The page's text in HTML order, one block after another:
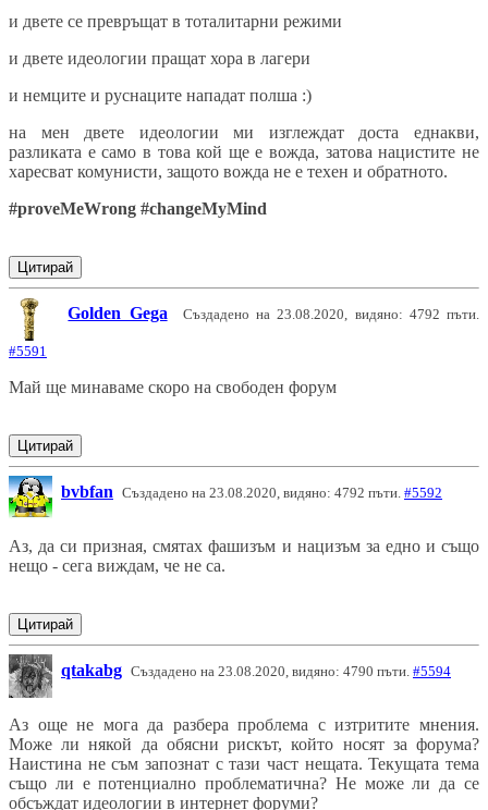
и двете се превръщат в тоталитарни режими
и двете идеологии пращат хора в лагери
и немците и руснаците нападат полша :)
на мен двете идеологии ми изглеждат доста еднакви,
разликата е само в това кой ще е вожда, затова нацистите не
харесват комунисти, защото вожда не е техен и обратното.
#proveMeWrong #changeMyMind
Цитирай
Golden Gega Създадено на 23.08.2020, видяно: 4792 пъти.
#5591
Май ще минаваме скоро на свободен форум
Цитирай
bvbfan Създадено на 23.08.2020, видяно: 4792 пъти. #5592
Аз, да си призная, смятах фашизъм и нацизъм за едно и също
нещо - сега виждам, че не са.
Цитирай
qtakabg Създадено на 23.08.2020, видяно: 4790 пъти. #5594
Аз още не мога да разбера проблема с изтритите мнения.
Може ли някой да обясни рискът, който носят за форума?
Наистина не съм запознат с тази част нещата. Текущата тема
също ли е потенциално проблематична? Не може ли да се
обсъждат идеологии в интернет форуми?